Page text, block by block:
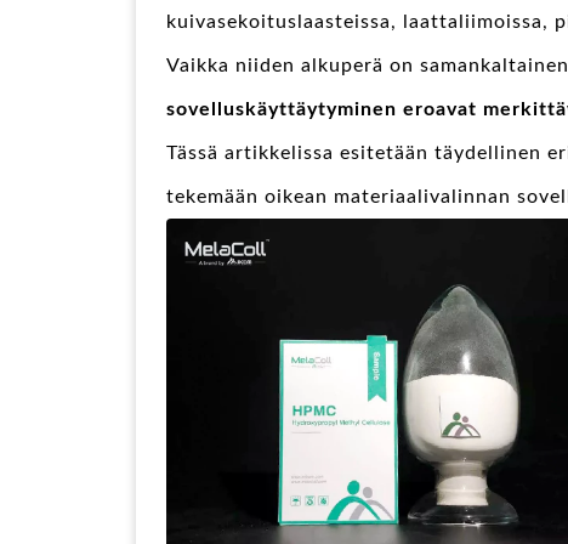
kuivasekoituslaasteissa, laattaliimoissa,
Vaikka niiden alkuperä on
sovelluskäyttäytyminen eroavat
Tässä artikkelissa esitetään täydellinen
tekemään oikean materiaalivalinnan